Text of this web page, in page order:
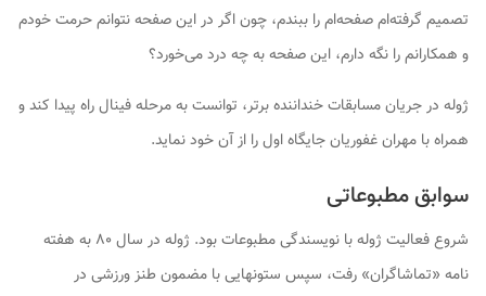
تصمیم گرفته‌ام صفحه‌ام را ببندم، چون اگر در این صفحه نتوانم حرمت خودم
و همکارانم را نگه دارم، این صفحه به چه درد می‌خورد؟
ژوله در جریان مسابقات خنداننده برتر، توانست به مرحله فینال راه پیدا کند و
همراه با مهران غفوریان جایگاه اول را از آن خود نماید.
سوابق مطبوعاتی
شروع فعالیت ژوله با نویسندگی مطبوعات بود. ژوله در سال ۸۰ به هفته
نامه «تماشاگران» رفت، سپس ستونهایی با مضمون طنز ورزشی در